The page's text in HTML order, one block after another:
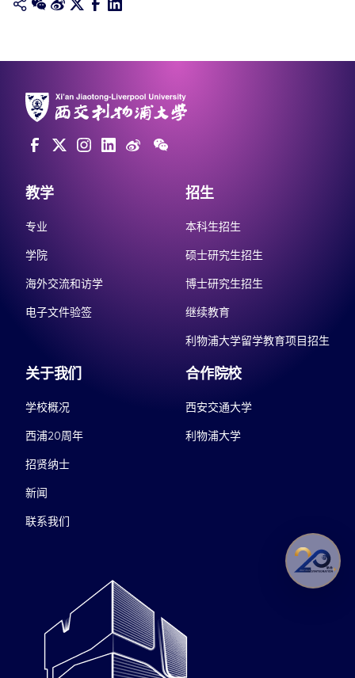
教学
专业
学院
海外交流和访学
电子文件验签
招生
本科生招生
硕士研究生招生
博士研究生招生
继续教育
利物浦大学留学教育项目招生
关于我们
学校概况
西浦20周年
招贤纳士
新闻
联系我们
合作院校
西安交通大学
利物浦大学